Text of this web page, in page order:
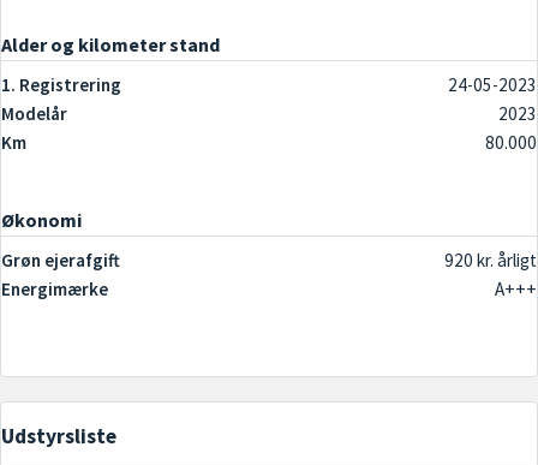
Alder og kilometer stand
1. Registrering
24-05-2023
Modelår
2023
Km
80.000
Økonomi
Grøn ejerafgift
920 kr. årligt
Energimærke
A+++
Udstyrsliste